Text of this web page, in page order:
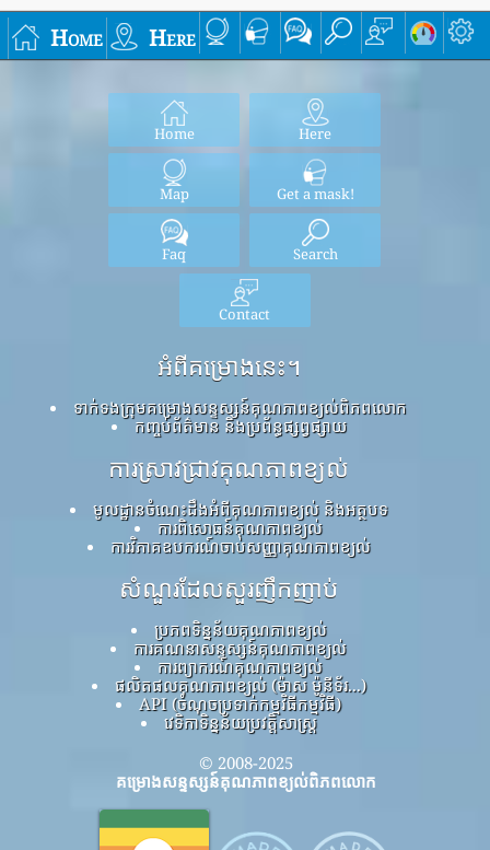
Home Here
Home Here
Map Get a mask!
Faq Search
Contact
អំពីគម្រោងនេះ។
ទាក់ទងក្រុមគម្រោងសន្ទស្សន៍គុណភាពខ្យល់ពិភពលោក
កញ្ចប់ព័ត៌មាន និងប្រព័ន្ធផ្សព្វផ្សាយ
ការស្រាវជ្រាវគុណភាពខ្យល់
មូលដ្ឋានចំណេះដឹងអំពីគុណភាពខ្យល់ និងអត្ថបទ
ការពិសោធន៍គុណភាពខ្យល់
ការវិភាគឧបករណ៍ចាប់សញ្ញាគុណភាពខ្យល់
សំណួរដែលសួរញឹកញាប់
ប្រភពទិន្នន័យគុណភាពខ្យល់
ការគណនាសន្ទស្សន៍គុណភាពខ្យល់
ការព្យាករណ៍គុណភាពខ្យល់
ផលិតផលគុណភាពខ្យល់ (ម៉ាស ម៉ូនីទ័រ...)
API (ចំណុចប្រទាក់កម្មវិធីកម្មវិធី)
វេទិកាទិន្នន័យប្រវត្តិសាស្ត្រ
© 2008-2025
គម្រោងសន្ទស្សន៍គុណភាពខ្យល់ពិភពលោក